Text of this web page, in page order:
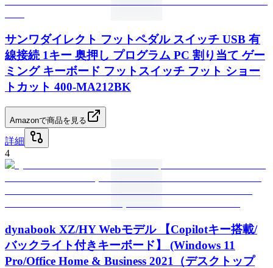
サンワダイレクト フットペダル スイッチ USB 有
線接続 1キー 奥押し プログラム PC 割り当て ゲー
ミング キーボード フットスイッチ フット ショー
トカット 400-MA212BK
Amazonで商品を見る
詳細
4
dynabook XZ/HY Webモデル 【Copilotキー搭載/
バックライト付きキーボード】 (Windows 11
Pro/Office Home & Business 2021（デスクトップ